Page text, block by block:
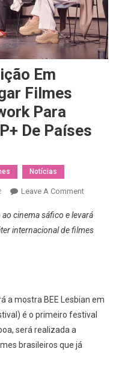
Em
Filmes
Para
De Países
Notícias
Leave A CommentOn
BEE
Traz
Divulgar
Filmes
cinema sáfico e levará
internacional de filmes
a mostra BEE Lesbian em
é o primeiro festival
será realizada a
brasileiros que já